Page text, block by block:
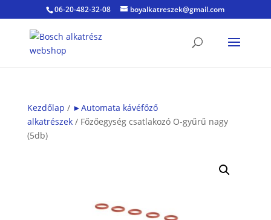
06-20-482-32-08 boyalkatreszek@gmail.com
Kezdőlap / ►Automata kávéfőző
alkatrészek/ Főzőegység csatlakozó O-gyűrű nagy
(5db)